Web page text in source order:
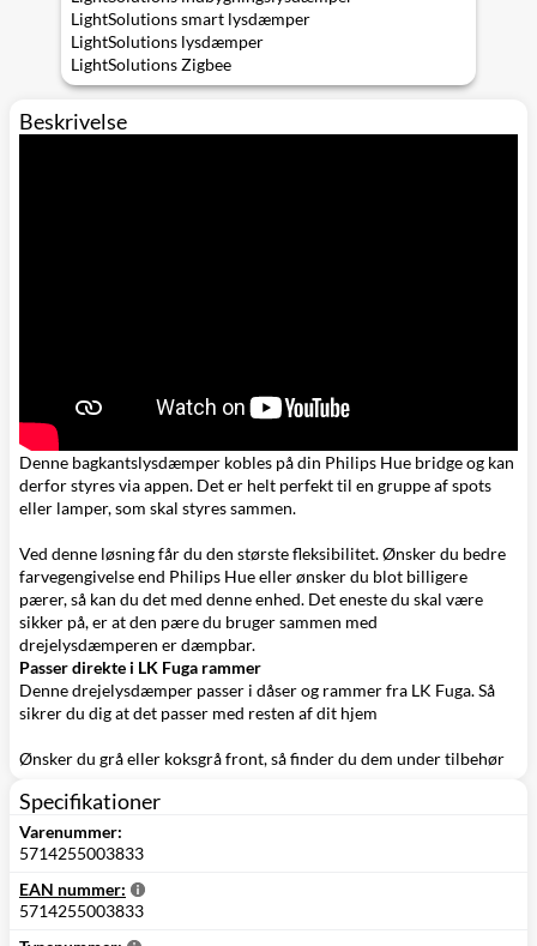
LightSolutions smart lysdæmper
LightSolutions lysdæmper
LightSolutions Zigbee
Beskrivelse
Denne bagkantslysdæmper kobles på din Philips Hue bridge og kan
derfor styres via appen. Det er helt perfekt til en gruppe af spots
eller lamper, som skal styres sammen.
Ved denne løsning får du den største fleksibilitet. Ønsker du bedre
farvegengivelse end Philips Hue eller ønsker du blot billigere
pærer, så kan du det med denne enhed. Det eneste du skal være
sikker på, er at den pære du bruger sammen med
drejelysdæmperen er dæmpbar.
Passer direkte i LK Fuga rammer
Denne drejelysdæmper passer i dåser og rammer fra LK Fuga. Så
sikrer du dig at det passer med resten af dit hjem
Ønsker du grå eller koksgrå front, så finder du dem under tilbehør
Specifikationer
Varenummer:
5714255003833
EAN nummer:
5714255003833